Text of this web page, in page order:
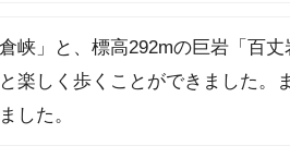
峡」と、標高292mの巨岩「百
楽しく歩くことができました
した。